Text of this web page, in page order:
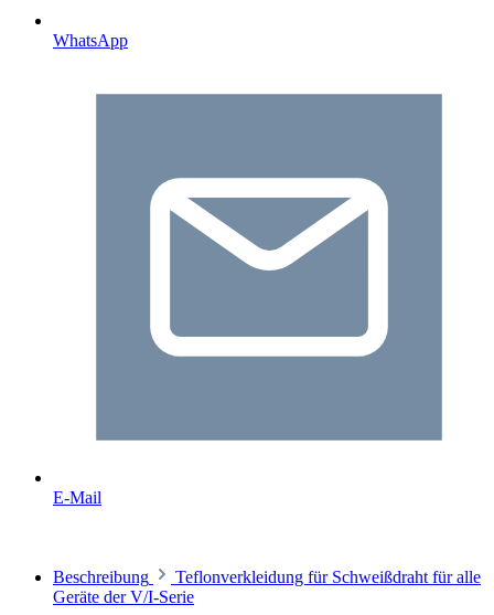
WhatsApp
E-Mail
Beschreibung
Teflonverkleidung für Schweißdraht für alle
Geräte der V/I-Serie